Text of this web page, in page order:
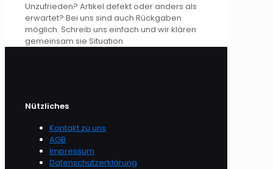
Unzufrieden? Artikel defekt oder anders als
erwartet? Bei uns sind auch Rückgaben
möglich. Schreib uns einfach und wir klären
gemeinsam sie Situation
Nützliches
Kontakt zu uns
AGB
Impressum
Datenschutzerklärung